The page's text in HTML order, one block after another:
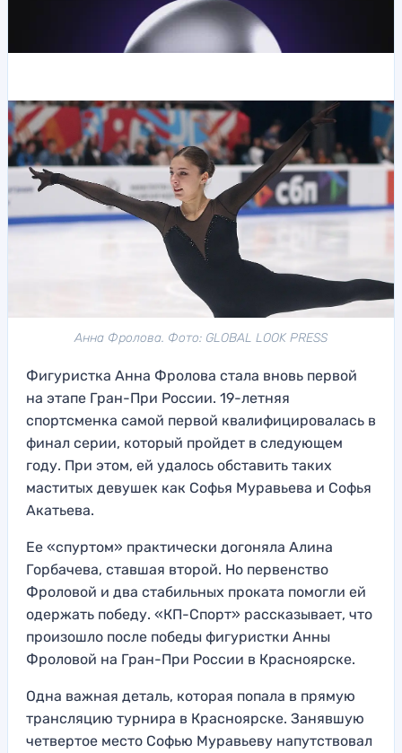
Анна Фролова. Фото: GLOBAL LOOK PRESS
Фигуристка Анна Фролова стала вновь первой
на этапе Гран-При России. 19-летняя
спортсменка самой первой квалифицировалась в
финал серии, который пройдет в следующем
году. При этом, ей удалось обставить таких
маститых девушек как Софья Муравьева и Софья
Акатьева.
Ее «спуртом» практически догоняла Алина
Горбачева, ставшая второй. Но первенство
Фроловой и два стабильных проката помогли ей
одержать победу. «КП-Спорт» рассказывает, что
произошло после победы фигуристки Анны
Фроловой на Гран-При России в Красноярске.
Одна важная деталь, которая попала в прямую
трансляцию турнира в Красноярске. Занявшую
четвертое место Софью Муравьеву напутствовал